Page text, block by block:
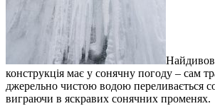
конструкція має у сонячну погоду – сам
джерельно чистою водою переливається
виграючи в яскравих сонячних променях.